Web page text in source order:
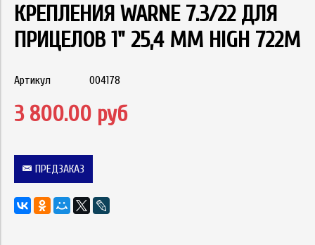
КРЕПЛЕНИЯ WARNE 7.3/22 ДЛЯ
ПРИЦЕЛОВ 1" 25,4 ММ HIGH 722M
Артикул 004178
3 800.00 руб
ПРЕДЗАКАЗ